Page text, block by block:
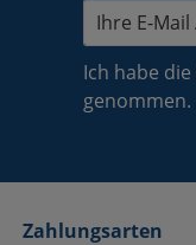
Ich habe die
genommen.
Zahlungsarten